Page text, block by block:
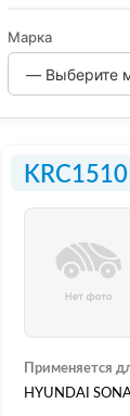
Марка
KRC1510
Применяется
HYUNDAI